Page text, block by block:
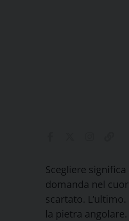
Scegliere
domanda nel
scartato.
la pietra